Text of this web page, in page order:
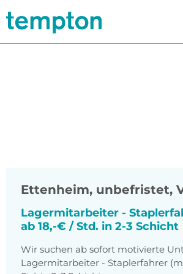
Ettenheim, unbefristet,
Lagermitarbeiter -
ab 18,-€ / Std. in 2-3 Schicht
Wir suchen ab sofort motivierte
Lagermitarbeiter - Staplerfahrer